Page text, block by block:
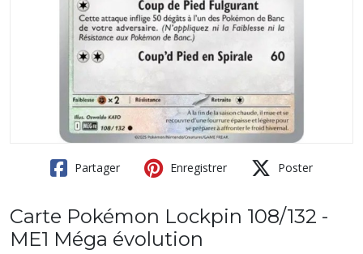
Partager Enregistrer Poster
Carte Pokémon Lockpin 108/132 -
ME1 Méga évolution